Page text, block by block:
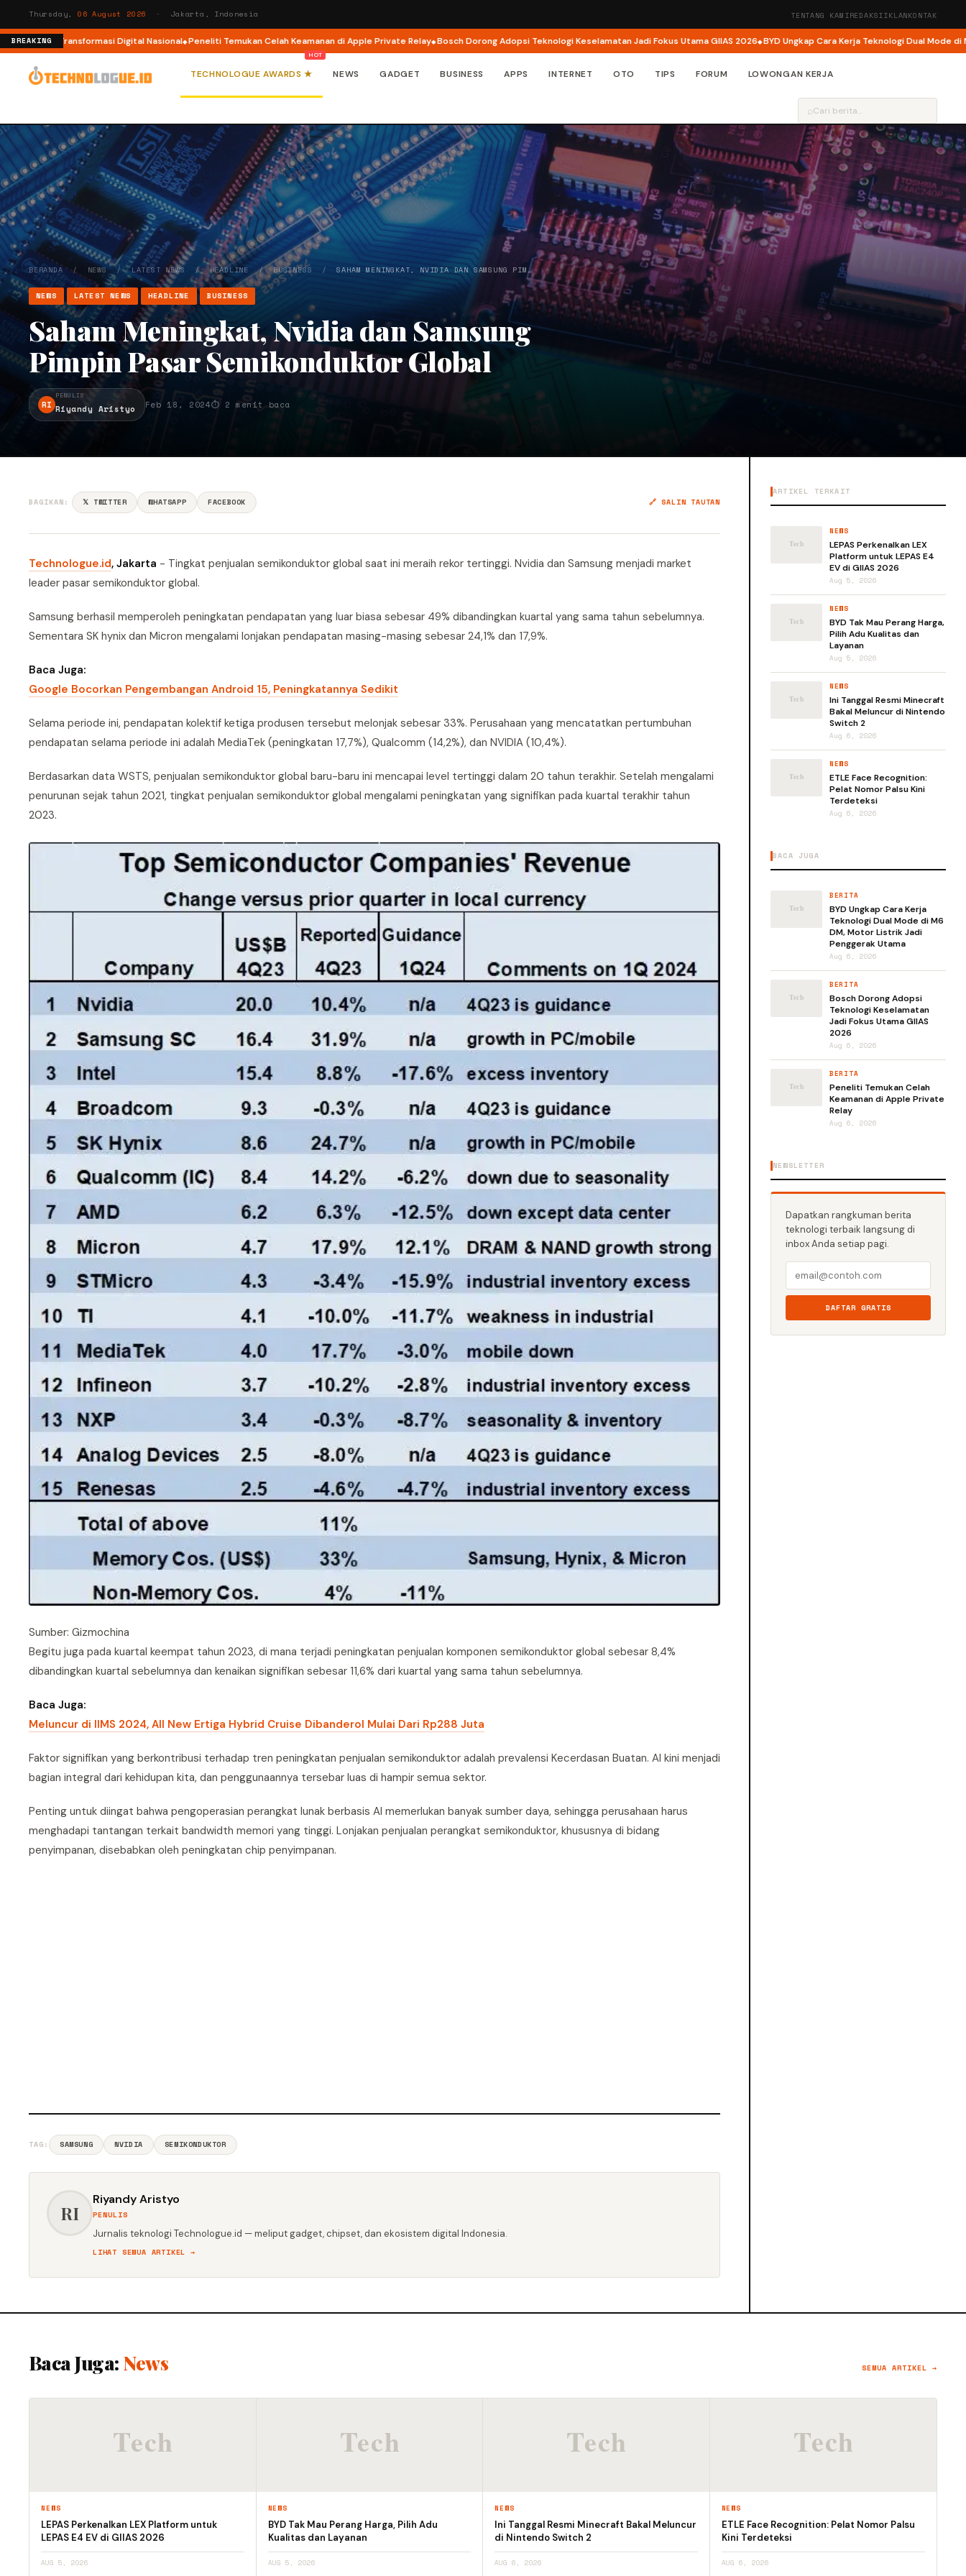
Thursday, 06 August 2026 · Jakarta, Indonesia TENTANG KAMIREDAKSIIKLANKONTAK
BREAKING
Transformasi Digital Nasional Peneliti Temukan Celah Keamanan di Apple Private Relay Bosch Dorong Adopsi Teknologi Keselamatan Jadi Fokus Utama GIIAS 2026 BYD Ungkap Cara Kerja Teknologi Dual Mode di M6 DM,
TECHNOLOGUE AWARDS ★ NEWS GADGET BUSINESS APPS INTERNET OTO TIPS FORUM LOWONGAN KERJA
⌕
BERANDA/ NEWS/LATEST NEWS /HEADLINE /BUSINESS /SAHAM MENINGKAT, NVIDIA DAN SAMSUNG PIM…
NEWS LATEST NEWS HEADLINE BUSINESS
Saham Meningkat, Nvidia dan Samsung
Pimpin Pasar Semikonduktor Global
RI
PENULIS
Riyandy Aristyo Feb 18, 2024⏱ 2 menit baca
BAGIKAN: 𝕏 TWITTER WHATSAPP FACEBOOK 🔗 SALIN TAUTAN
Technologue.id, Jakarta - Tingkat penjualan semikonduktor global saat ini meraih rekor tertinggi. Nvidia dan Samsung menjadi market
leader pasar semikonduktor global.
Samsung berhasil memperoleh peningkatan pendapatan yang luar biasa sebesar 49% dibandingkan kuartal yang sama tahun sebelumnya.
Sementara SK hynix dan Micron mengalami lonjakan pendapatan masing-masing sebesar 24,1% dan 17,9%.
Baca Juga:
Google Bocorkan Pengembangan Android 15, Peningkatannya Sedikit
Selama periode ini, pendapatan kolektif ketiga produsen tersebut melonjak sebesar 33%. Perusahaan yang mencatatkan pertumbuhan
pendapatan selama periode ini adalah MediaTek (peningkatan 17,7%), Qualcomm (14,2%), dan NVIDIA (10,4%).
Berdasarkan data WSTS, penjualan semikonduktor global baru-baru ini mencapai level tertinggi dalam 20 tahun terakhir. Setelah mengalami
penurunan sejak tahun 2021, tingkat penjualan semikonduktor global mengalami peningkatan yang signifikan pada kuartal terakhir tahun
2023.
Sumber: Gizmochina
Begitu juga pada kuartal keempat tahun 2023, di mana terjadi peningkatan penjualan komponen semikonduktor global sebesar 8,4%
dibandingkan kuartal sebelumnya dan kenaikan signifikan sebesar 11,6% dari kuartal yang sama tahun sebelumnya.
Baca Juga:
Meluncur di IIMS 2024, All New Ertiga Hybrid Cruise Dibanderol Mulai Dari Rp288 Juta
Faktor signifikan yang berkontribusi terhadap tren peningkatan penjualan semikonduktor adalah prevalensi Kecerdasan Buatan. AI kini menjadi
bagian integral dari kehidupan kita, dan penggunaannya tersebar luas di hampir semua sektor.
Penting untuk diingat bahwa pengoperasian perangkat lunak berbasis AI memerlukan banyak sumber daya, sehingga perusahaan harus
menghadapi tantangan terkait bandwidth memori yang tinggi. Lonjakan penjualan perangkat semikonduktor, khususnya di bidang
penyimpanan, disebabkan oleh peningkatan chip penyimpanan.
TAG: SAMSUNG NVIDIA SEMIKONDUKTOR
RI
Riyandy Aristyo
PENULIS
Jurnalis teknologi Technologue.id — meliput gadget, chipset, dan ekosistem digital Indonesia.
LIHAT SEMUA ARTIKEL →
ARTIKEL TERKAIT
NEWS
LEPAS Perkenalkan LEX
Platform untuk LEPAS E4
EV di GIIAS 2026
Aug 5, 2026
NEWS
BYD Tak Mau Perang Harga,
Pilih Adu Kualitas dan
Layanan
Aug 5, 2026
NEWS
Ini Tanggal Resmi Minecraft
Bakal Meluncur di Nintendo
Switch 2
Aug 6, 2026
NEWS
ETLE Face Recognition:
Pelat Nomor Palsu Kini
Terdeteksi
Aug 6, 2026
BACA JUGA
BERITA
BYD Ungkap Cara Kerja
Teknologi Dual Mode di M6
DM, Motor Listrik Jadi
Penggerak Utama
Aug 6, 2026
BERITA
Bosch Dorong Adopsi
Teknologi Keselamatan
Jadi Fokus Utama GIIAS
2026
Aug 6, 2026
BERITA
Peneliti Temukan Celah
Keamanan di Apple Private
Relay
Aug 6, 2026
NEWSLETTER
Dapatkan rangkuman berita
teknologi terbaik langsung di
inbox Anda setiap pagi.
DAFTAR GRATIS
Baca Juga: News SEMUA ARTIKEL →
NEWS
LEPAS Perkenalkan LEX Platform untuk
LEPAS E4 EV di GIIAS 2026
AUG 5, 2026
NEWS
BYD Tak Mau Perang Harga, Pilih Adu
Kualitas dan Layanan
AUG 5, 2026
NEWS
Ini Tanggal Resmi Minecraft Bakal Meluncur
di Nintendo Switch 2
AUG 6, 2026
NEWS
ETLE Face Recognition: Pelat Nomor Palsu
Kini Terdeteksi
AUG 6, 2026